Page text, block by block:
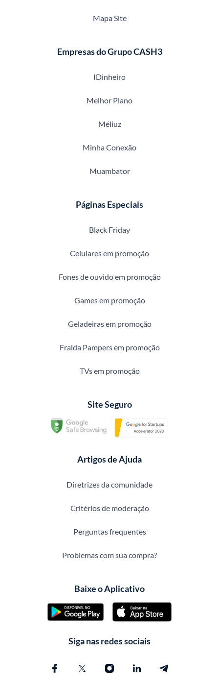
Mapa Site
Empresas do Grupo CASH3
IDinheiro
Melhor Plano
Méliuz
Minha Conexão
Muambator
Páginas Especiais
Black Friday
Celulares em promoção
Fones de ouvido em promoção
Games em promoção
Geladeiras em promoção
Fralda Pampers em promoção
TVs em promoção
Site Seguro
Artigos de Ajuda
Diretrizes da comunidade
Critérios de moderação
Perguntas frequentes
Problemas com sua compra?
Baixe o Aplicativo
Siga nas redes sociais